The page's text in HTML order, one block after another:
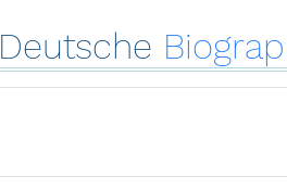
Deutsche